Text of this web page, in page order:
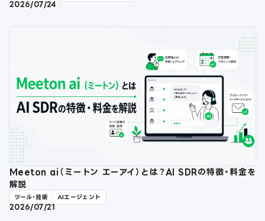
2026/07/24
Meeton ai（ミートン エーアイ）とは？AI SDRの特徴・料金を
解説
ツール・技術 AIエージェント
2026/07/21